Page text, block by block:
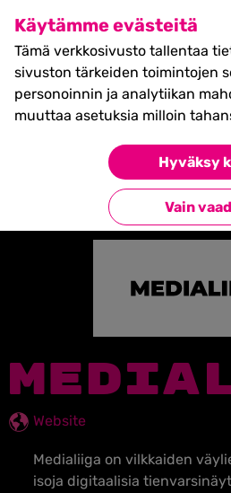
Käytämme evästeitä
Tämä verkkosivusto tallentaa
sivuston tärkeiden toimintojen
personoinnin ja analytiikan
muuttaa asetuksia milloin
Hyväksy
Vain
SHIFT Business
27.5.2027, Turku
myynnissä nyt! >>
Partners »
Website
Medialiiga on vilkkaiden
isoja digitaalisia